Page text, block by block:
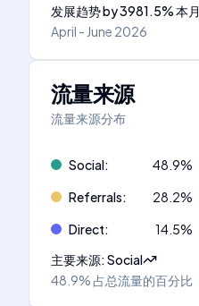
发展趋势by3981.5%本月
April - June 2026
流量来源
流量来源分布
Social: 48.9%
Referrals: 28.2%
Direct: 14.5%
主要来源:Social
48.9%占总流量的百分比